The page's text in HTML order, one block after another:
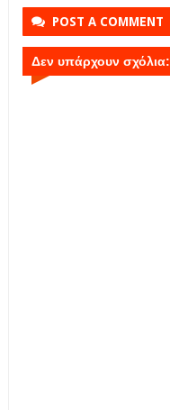
POST A COMMENT
Δεν υπάρχουν σχόλια: